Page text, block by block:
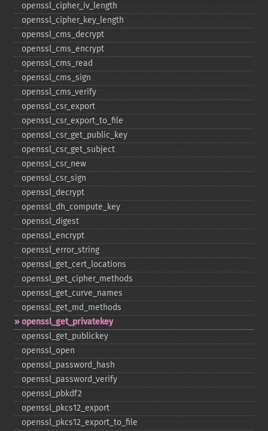
openssl_​cipher_​iv_​length
openssl_​cipher_​key_​length
openssl_​cms_​decrypt
openssl_​cms_​encrypt
openssl_​cms_​read
openssl_​cms_​sign
openssl_​cms_​verify
openssl_​csr_​export
openssl_​csr_​export_​to_​file
openssl_​csr_​get_​public_​key
openssl_​csr_​get_​subject
openssl_​csr_​new
openssl_​csr_​sign
openssl_​decrypt
openssl_​dh_​compute_​key
openssl_​digest
openssl_​encrypt
openssl_​error_​string
openssl_​get_​cert_​locations
openssl_​get_​cipher_​methods
openssl_​get_​curve_​names
openssl_​get_​md_​methods
openssl_​get_​privatekey
openssl_​get_​publickey
openssl_​open
openssl_​password_​hash
openssl_​password_​verify
openssl_​pbkdf2
openssl_​pkcs12_​export
openssl_​pkcs12_​export_​to_​file